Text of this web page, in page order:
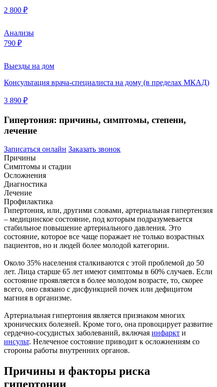
2 800 ₽
Анализы
790 ₽
Выезды на дом
Консультация врача-специалиста на дому (в пределах МКАД)
3 890 ₽
Гипертония: причины, симптомы, степени,
лечение
Записаться онлайн Заказать звонок
Причины
Симптомы и стадии
Осложнения
Диагностика
Лечение
Профилактика
Гипертония, или, другими словами, артериальная гипертензия
– медицинское состояние, под которым подразумевается
стабильное повышение артериального давления. Это
состояние, которое все чаще поражает не только возрастных
пациентов, но и людей более молодой категории.
Около 35% населения сталкиваются с этой проблемой до 50
лет. Лица старше 65 лет имеют симптомы в 60% случаев. Если
состояние проявляется в более молодом возрасте, то, скорее
всего, оно связано с дисфункцией почек или дефицитом
магния в организме.
Артериальная гипертония является признаком многих
хронических болезней. Кроме того, она провоцирует развитие
сердечно-сосудистых заболеваний, включая инфаркт и
инсульт. Нелеченое состояние приводит к осложнениям со
стороны работы внутренних органов.
Причины и факторы риска
гипертонии